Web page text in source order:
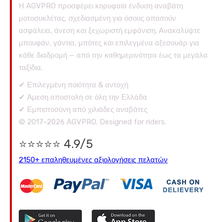
Η AGVPRO προσφέρει κορυφαία ένδυση αναβάτη
μοτοσυκλέτας, σχεδιασμένη για όσους απαιτούν
ασφάλεια, άνεση και ξεχωριστή εμφάνιση. Ανακαλύψτε
μπουφάν, γάντια, μπότες και επιλεγμένα αξεσουάρ για
κάθε διαδρομή — από την καθημερινότητα έως τα μεγάλα
ταξίδια.
✔ Επιλεγμένη ποιότητα & αντοχή
✔ Άμεση αποστολή σε όλη την Ελλάδα
✔ Εμπιστοσύνη από χιλιάδες αναβάτες
© 2017–2026 AGVPRO. Designed for riders.
⭐⭐⭐⭐⭐ 4.9/5
2150+ επαληθευμένες αξιολογήσεις πελατών